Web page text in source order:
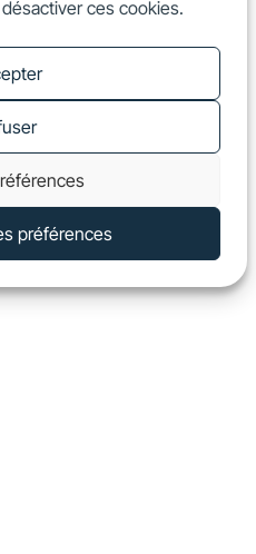
ces cookies.
préférences